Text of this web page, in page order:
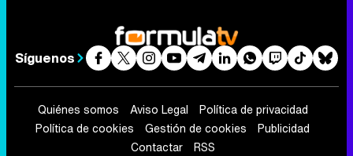
Síguenos
Quiénes somos Aviso Legal
Política de privacidad
Política de cookies
Gestión de cookies
Publicidad
Contactar
RSS